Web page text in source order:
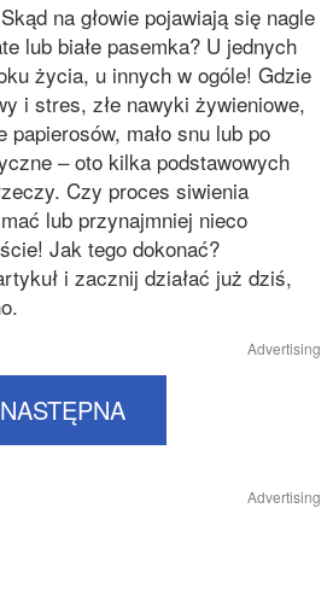
na głowie pojawiają się nagle
lub białe pasemka? U jednych
życia, u innych w ogóle! Gdzie
i stres, złe nawyki żywieniowe,
papierosów, mało snu lub po
– oto kilka podstawowych
Czy proces siwienia
lub przynajmniej nieco
Jak tego dokonać?
i zacznij działać już dziś,
Advertising
NASTĘPNA
Advertising